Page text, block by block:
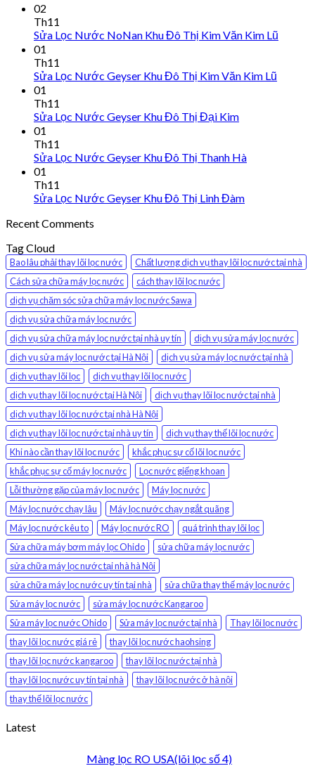
02
Th11
Sửa Lọc Nước NoNan Khu Đô Thị Kim Văn Kim Lũ
01
Th11
Sửa Lọc Nước Geyser Khu Đô Thị Kim Văn Kim Lũ
01
Th11
Sửa Lọc Nước Geyser Khu Đô Thị Đại Kim
01
Th11
Sửa Lọc Nước Geyser Khu Đô Thị Thanh Hà
01
Th11
Sửa Lọc Nước Geyser Khu Đô Thị Linh Đàm
Recent Comments
Tag Cloud
Bao lâu phải thay lõi lọc nước
Chất lượng dịch vụ thay lõi lọc nước tại nhà
Cách sửa chữa máy lọc nước
cách thay lõi lọc nước
dịch vụ chăm sóc sửa chữa máy lọc nước Sawa
dịch vụ sửa chữa máy lọc nước
dịch vụ sửa chữa máy lọc nước tại nhà uy tín
dịch vụ sửa máy lọc nước
dịch vụ sửa máy lọc nước tại Hà Nội
dịch vụ sửa máy lọc nước tại nhà
dịch vụ thay lõi lọc
dịch vụ thay lõi lọc nước
dịch vụ thay lõi lọc nước tại Hà Nội
dịch vụ thay lõi lọc nước tại nhà
dịch vụ thay lõi lọc nước tại nhà Hà Nội
dịch vụ thay lõi lọc nước tại nhà uy tín
dịch vụ thay thế lõi lọc nước
Khi nào cần thay lõi lọc nước
khắc phục sự cố lõi lọc nước
khắc phục sự cố máy lọc nước
Lọc nước giếng khoan
Lỗi thường gặp của máy lọc nước
Máy lọc nước
Máy lọc nước chạy lâu
Máy lọc nước chạy ngắt quãng
Máy lọc nước kêu to
Máy lọc nước RO
quá trình thay lõi lọc
Sửa chữa máy bơm máy lọc Ohido
sửa chữa máy lọc nước
sửa chữa máy lọc nước tại nhà hà Nội
sửa chữa máy lọc nước uy tín tại nhà
sửa chữa thay thế máy lọc nước
Sửa máy lọc nước
sửa máy lọc nước Kangaroo
Sửa máy lọc nước Ohido
Sửa máy lọc nước tại nhà
Thay lõi lọc nước
thay lõi lọc nước giá rẻ
thay lõi lọc nước haohsing
thay lõi lọc nước kangaroo
thay lõi lọc nước tại nhà
thay lõi lọc nước uy tín tại nhà
thay lõi lọc nước ở hà nội
thay thế lõi lọc nước
Latest
Màng lọc RO USA(lõi lọc số 4)